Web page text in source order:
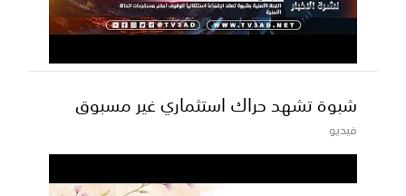
شبوة تشهد حراك استثماري غير مسبوق
فيديو